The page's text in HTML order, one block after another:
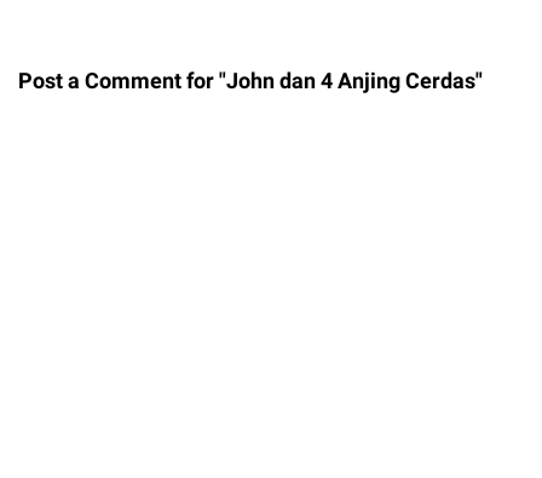
Post a Comment for "John dan 4 Anjing Cerdas"